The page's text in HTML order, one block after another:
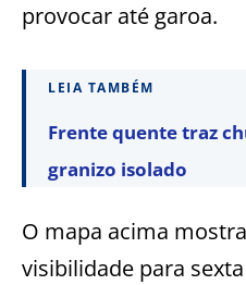
provocar até garoa.
LEIA TAMBÉM
Frente quente traz
granizo isolado
O mapa acima
visibilidade para